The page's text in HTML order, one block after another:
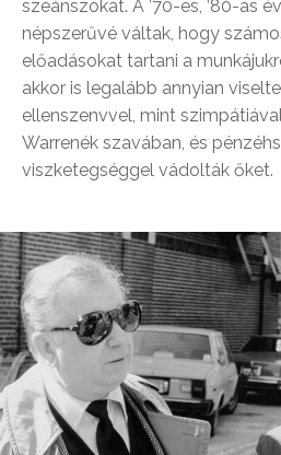
szeánszokat. A ’70-es, ’80-as
népszerűvé váltak, hogy
előadásokat tartani a
akkor is legalább annyian
ellenszenvvel, mint
Warrenék szavában, és
viszketegséggel vádolták őket.